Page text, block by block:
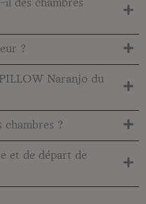
des chambres
?
Naranjo du
?
et de départ de